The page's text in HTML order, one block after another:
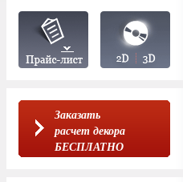
Заказать
расчет декора
БЕСПЛАТНО